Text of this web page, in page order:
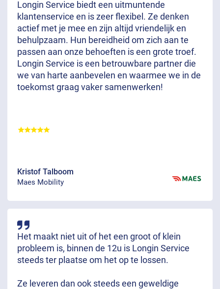
Longin Service biedt een uitmuntende
klantenservice en is zeer flexibel. Ze denken
actief met je mee en zijn altijd vriendelijk en
behulpzaam. Hun bereidheid om zich aan te
passen aan onze behoeften is een grote troef.
Longin Service is een betrouwbare partner die
we van harte aanbevelen en waarmee we in de
toekomst graag vaker samenwerken!
Kristof Talboom
Maes Mobility
Het maakt niet uit of het een groot of klein
probleem is, binnen de 12u is Longin Service
steeds ter plaatse om het op te lossen.
Ze leveren dan ook steeds een geweldige